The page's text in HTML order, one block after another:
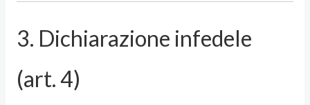
3. Dichiarazione infedele
(art. 4)